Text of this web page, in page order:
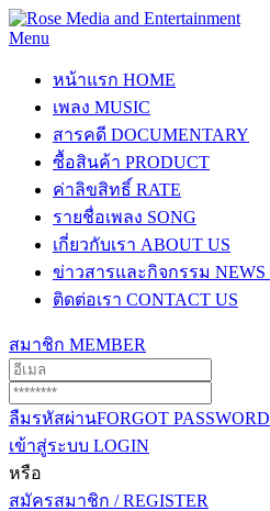
Menu
หน้าแรก HOME
เพลง MUSIC
สารคดี DOCUMENTARY
ซื้อสินค้า PRODUCT
ค่าลิขสิทธิ์ RATE
รายชื่อเพลง SONG
เกี่ยวกับเรา ABOUT US
ข่าวสารและกิจกรรม
ติดต่อเรา CONTACT US
สมาชิก MEMBER
ลืมรหัสผ่านFORGOT PASSWORD
เข้าสู่ระบบ LOGIN
หรือ
สมัครสมาชิก / REGISTER